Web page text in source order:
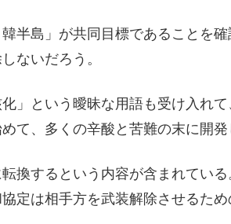
半島」が共同目標であることを
ないだろう。
」という曖昧な用語も受け入れ
て、多くの辛酸と苦難の末に開
換するという内容が含まれてい
定は相手方を武装解除させるた